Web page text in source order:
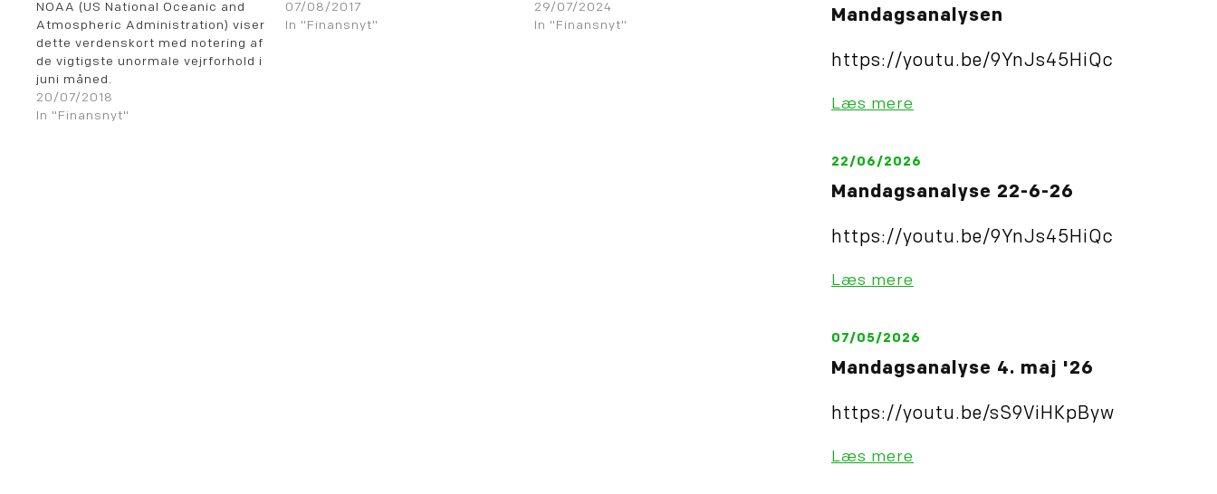
NOAA (US National Oceanic and
Atmospheric Administration) viser
dette verdenskort med notering af
de vigtigste unormale vejrforhold i
juni måned.
20/07/2018
In "Finansnyt"
07/08/2017
In "Finansnyt"
29/07/2024
In "Finansnyt"
Mandagsanalysen
https://youtu.be/9YnJs45HiQc
Læs mere
22/06/2026
Mandagsanalyse 22-6-26
https://youtu.be/9YnJs45HiQc
Læs mere
07/05/2026
Mandagsanalyse 4. maj '26
https://youtu.be/sS9ViHKpByw
Læs mere